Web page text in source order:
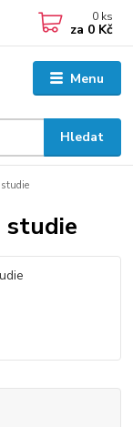
Menu
Hledat
0 ks
za 0 Kč
studie